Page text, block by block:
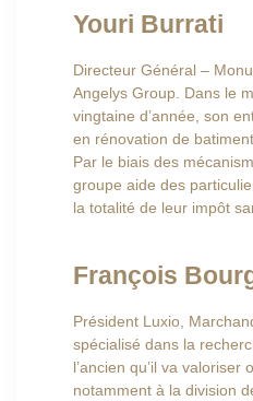
Youri Burrati
Directeur Général –
Angelys Group. Dans le
vingtaine d’année, son
en rénovation de
Par le biais des
groupe aide des
la totalité de leur impôt
François
Président Luxio,
spécialisé dans la
l’ancien qu’il va valoriser
notamment à la division